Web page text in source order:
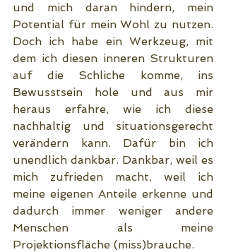
und mich daran hindern, mein
Potential für mein Wohl zu nutzen.
Doch ich habe ein Werkzeug, mit
dem ich diesen inneren Strukturen
auf die Schliche komme, ins
Bewusstsein hole und aus mir
heraus erfahre, wie ich diese
nachhaltig und situationsgerecht
verändern kann. Dafür bin ich
unendlich dankbar. Dankbar, weil es
mich zufrieden macht, weil ich
meine eigenen Anteile erkenne und
dadurch immer weniger andere
Menschen als meine
Projektionsfläche (miss)brauche.